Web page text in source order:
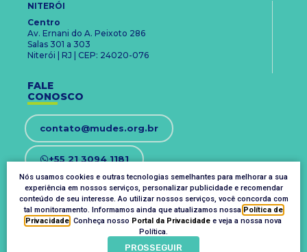
NITERÓI
Centro
Av. Ernani do A. Peixoto 286
Salas 301 a 303
Niterói | RJ | CEP: 24020-076
FALE
CONOSCO
contato@mudes.org.br
+55 21 3094 1181
OUVIDORIA
ouvidoria@mudes.org.br
Nós usamos cookies e outras tecnologias semelhantes para melhorar a sua
experiência em nossos serviços, personalizar publicidade e recomendar
conteúdo de seu interesse. Ao utilizar nossos serviços, você concorda com
tal monitoramento. Informamos ainda que atualizamos nossa Política de
Privacidade . Conheça nosso Portal da Privacidade e veja a nossa nova
Política.
PROSSEGUIR